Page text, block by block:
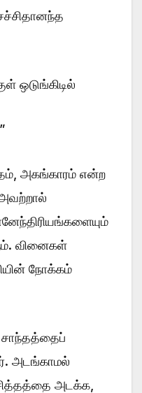
ஒடுங்கிடில்
அகங்காரம் என்ற
வினைகள்
நோக்கம்
அடங்காமல்
அடக்க,